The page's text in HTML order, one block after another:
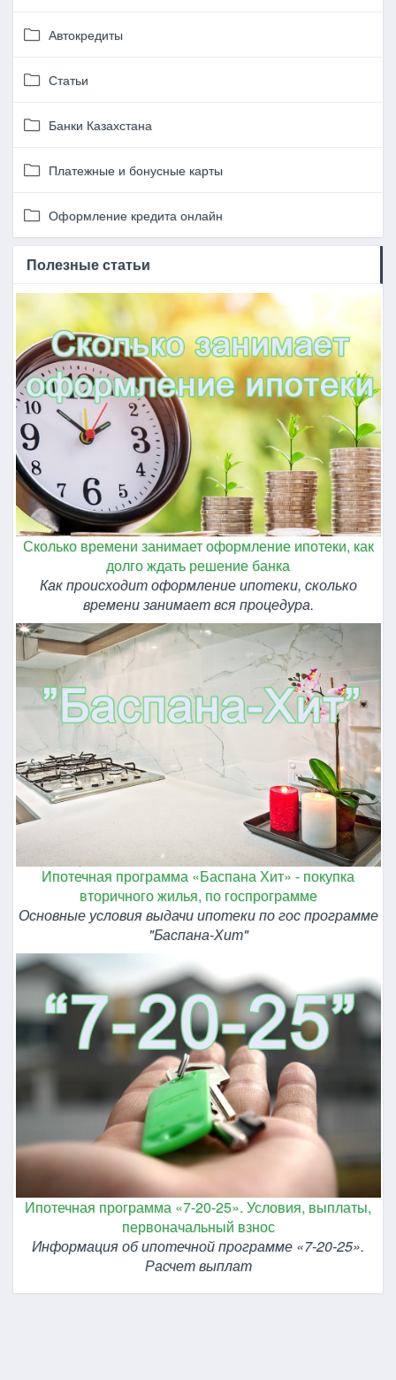
Автокредиты
Статьи
Банки Казахстана
Платежные и бонусные карты
Оформление кредита онлайн
Полезные статьи
Сколько времени занимает оформление ипотеки, как
долго ждать решение банка
Как происходит оформление ипотеки, сколько
времени занимает вся процедура.
Ипотечная программа «Баспана Хит» - покупка
вторичного жилья, по госпрограмме
Основные условия выдачи ипотеки по гос программе
"Баспана-Хит"
Ипотечная программа «7-20-25». Условия, выплаты,
первоначальный взнос
Информация об ипотечной программе «7-20-25».
Расчет выплат